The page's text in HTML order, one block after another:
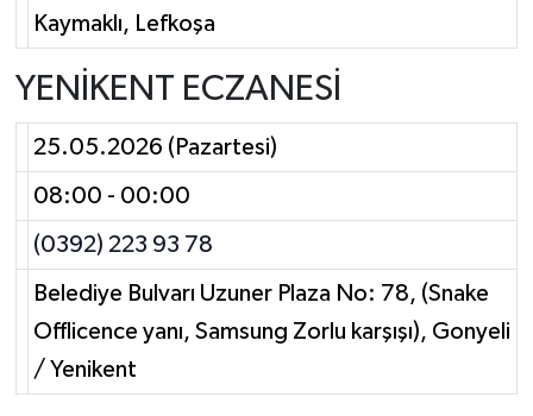
Kaymaklı, Lefkoşa
YENİKENT ECZANESİ
25.05.2026 (Pazartesi)
08:00 - 00:00
(0392) 223 93 78
Belediye Bulvarı Uzuner Plaza No: 78, (Snake
Offlicence yanı, Samsung Zorlu karşışı), Gonyeli
/ Yenikent